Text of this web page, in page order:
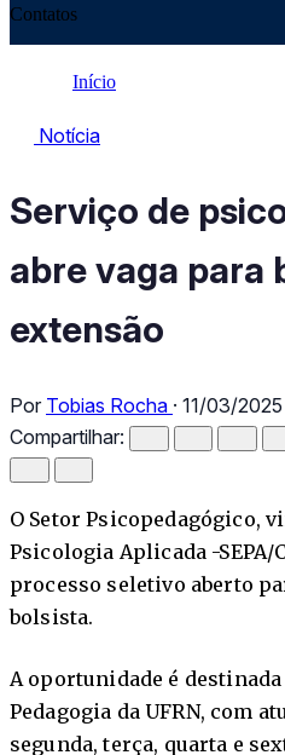
Contatos
Início
Notícia
Notícia
Serviço de
abre vaga para
extensão
Por Tobias Rocha · 11/03/
Compartilhar:
O Setor Psicopedagógico,
Psicologia Aplicada -SEPA/
processo seletivo aberto
bolsista.
A oportunidade é
Pedagogia da UFRN, com
segunda, terça, quarta e